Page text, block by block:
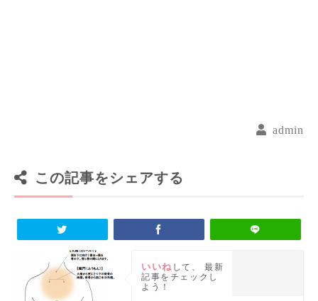
admin
この記事をシェアする
いいね して、
最新
記事をチェックし
よう！